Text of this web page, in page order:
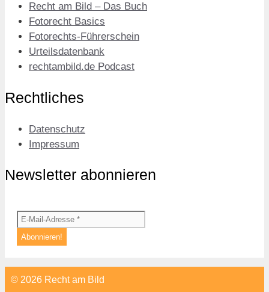
Recht am Bild – Das Buch
Fotorecht Basics
Fotorechts-Führerschein
Urteilsdatenbank
rechtambild.de Podcast
Rechtliches
Datenschutz
Impressum
Newsletter abonnieren
© 2026 Recht am Bild